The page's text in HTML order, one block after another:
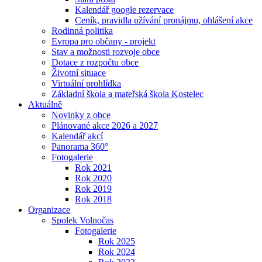
Kalendář google rezervace
Ceník, pravidla užívání pronájmu, ohlášení akce
Rodinná politika
Evropa pro občany - projekt
Stav a možnosti rozvoje obce
Dotace z rozpočtu obce
Životní situace
Virtuální prohlídka
Základní škola a mateřská škola Kostelec
Aktuálně
Novinky z obce
Plánované akce 2026 a 2027
Kalendář akcí
Panorama 360°
Fotogalerie
Rok 2021
Rok 2020
Rok 2019
Rok 2018
Organizace
Spolek Volnočas
Fotogalerie
Rok 2025
Rok 2024